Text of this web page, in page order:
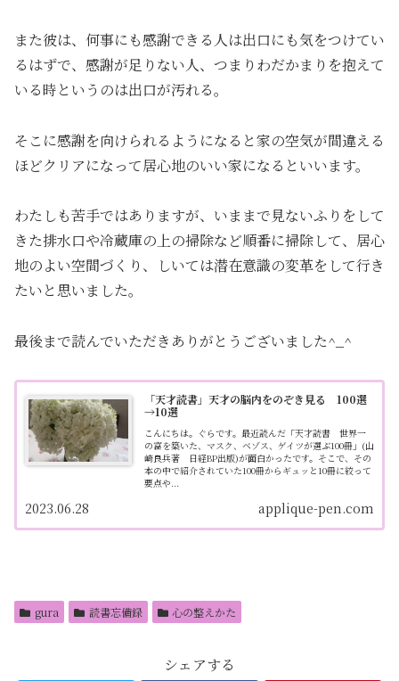
また彼は、何事にも感謝できる人は出口にも気をつけてい
るはずで、感謝が足りない人、つまりわだかまりを抱えて
いる時というのは出口が汚れる。
そこに感謝を向けられるようになると家の空気が間違える
ほどクリアになって居心地のいい家になるといいます。
わたしも苦手ではありますが、いままで見ないふりをして
きた排水口や冷蔵庫の上の掃除など順番に掃除して、居心
地のよい空間づくり、しいては潜在意識の変革をして行き
たいと思いました。
最後まで読んでいただきありがとうございました^_^
「天才読書」天才の脳内をのぞき見る 100選
→10選
こんにちは。ぐらです。最近読んだ「天才読書 世界一
の富を築いた、マスク、ベゾス、ゲイツが選ぶ100冊」(山
崎良兵著 日経BP出版)が面白かったです。そこで、その
本の中で紹介されていた100冊からギュッと10冊に絞って
要点や...
applique-pen.com
2023.06.28
gura 読書忘備録 心の整えかた
シェアする